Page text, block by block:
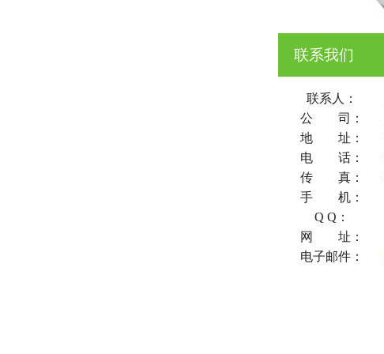
联系我们
联系人：
公 司：
地 址：
电 话：
传 真：
手 机：
Q Q：
网 址：
电子邮件：